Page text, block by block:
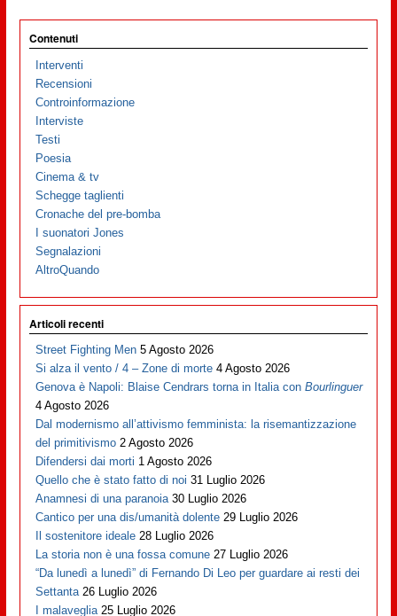
Contenuti
Interventi
Recensioni
Controinformazione
Interviste
Testi
Poesia
Cinema & tv
Schegge taglienti
Cronache del pre-bomba
I suonatori Jones
Segnalazioni
AltroQuando
Articoli recenti
Street Fighting Men 5 Agosto 2026
Si alza il vento / 4 – Zone di morte 4 Agosto 2026
Genova è Napoli: Blaise Cendrars torna in Italia conBourlinguer
4 Agosto 2026
Dal modernismo all’attivismo femminista: la risemantizzazione
del primitivismo 2 Agosto 2026
Difendersi dai morti 1 Agosto 2026
Quello che è stato fatto di noi 31 Luglio 2026
Anamnesi di una paranoia 30 Luglio 2026
Cantico per una dis/umanità dolente 29 Luglio 2026
Il sostenitore ideale 28 Luglio 2026
La storia non è una fossa comune 27 Luglio 2026
“Da lunedì a lunedì” di Fernando Di Leo per guardare ai resti dei
Settanta 26 Luglio 2026
I malaveglia 25 Luglio 2026